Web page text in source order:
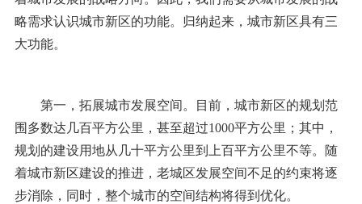
略需求认识城市新区的功能。归纳起来，城市新区具有三
大功能。
第一，拓展城市发展空间。目前，城市新区的规划范
围多数达几百平方公里，甚至超过1000平方公里；其中，
规划的建设用地从几十平方公里到上百平方公里不等。随
着城市新区建设的推进，老城区发展空间不足的约束将逐
步消除，同时，整个城市的空间结构将得到优化。